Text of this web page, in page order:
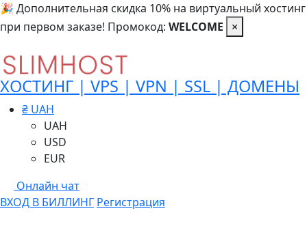
🎉 Дополнительная скидка 10% на виртуальный хостинг
при первом заказе! Промокод: WELCOME ×
ХОСТИНГ | VPS | VPN | SSL | ДОМЕНЫ
₴ UAH
UAH
USD
EUR
Онлайн чат
ВХОД В БИЛЛИНГ Регистрация